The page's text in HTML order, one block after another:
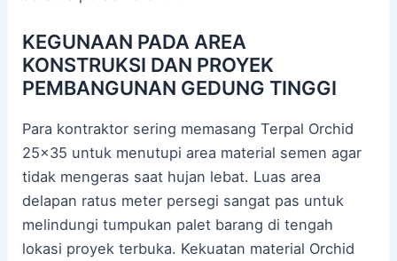
KEGUNAAN PADA AREA
KONSTRUKSI DAN PROYEK
PEMBANGUNAN GEDUNG TINGGI
Para kontraktor sering memasang Terpal Orchid
25×35 untuk menutupi area material semen agar
tidak mengeras saat hujan lebat. Luas area
delapan ratus meter persegi sangat pas untuk
melindungi tumpukan palet barang di tengah
lokasi proyek terbuka. Kekuatan material Orchid